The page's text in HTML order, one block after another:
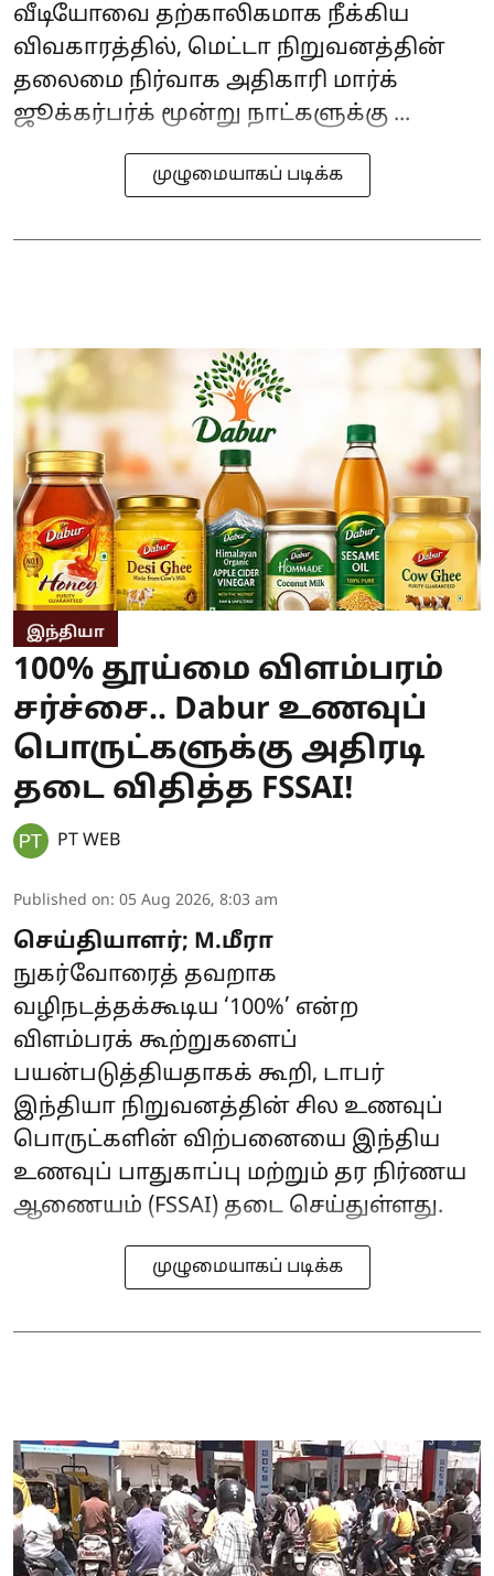
வீடியோவை தற்காலிகமாக நீக்கிய
விவகாரத்தில், மெட்டா நிறுவனத்தின்
தலைமை நிர்வாக அதிகாரி மார்க்
ஜூக்கர்பர்க் மூன்று நாட்களுக்கு ...
முழுமையாகப் படிக்க
இந்தியா
100% தூய்மை விளம்பரம்
சர்ச்சை.. Dabur உணவுப்
பொருட்களுக்கு அதிரடி
தடை விதித்த FSSAI!
PT WEB
Published on: 05 Aug 2026, 8:03 am
செய்தியாளர்; M.மீரா
நுகர்வோரைத் தவறாக
வழிநடத்தக்கூடிய ‘100%’ என்ற
விளம்பரக் கூற்றுகளைப்
பயன்படுத்தியதாகக் கூறி, டாபர்
இந்தியா நிறுவனத்தின் சில உணவுப்
பொருட்களின் விற்பனையை இந்திய
உணவுப் பாதுகாப்பு மற்றும் தர நிர்ணய
ஆணையம் (FSSAI) தடை செய்துள்ளது.
முழுமையாகப் படிக்க